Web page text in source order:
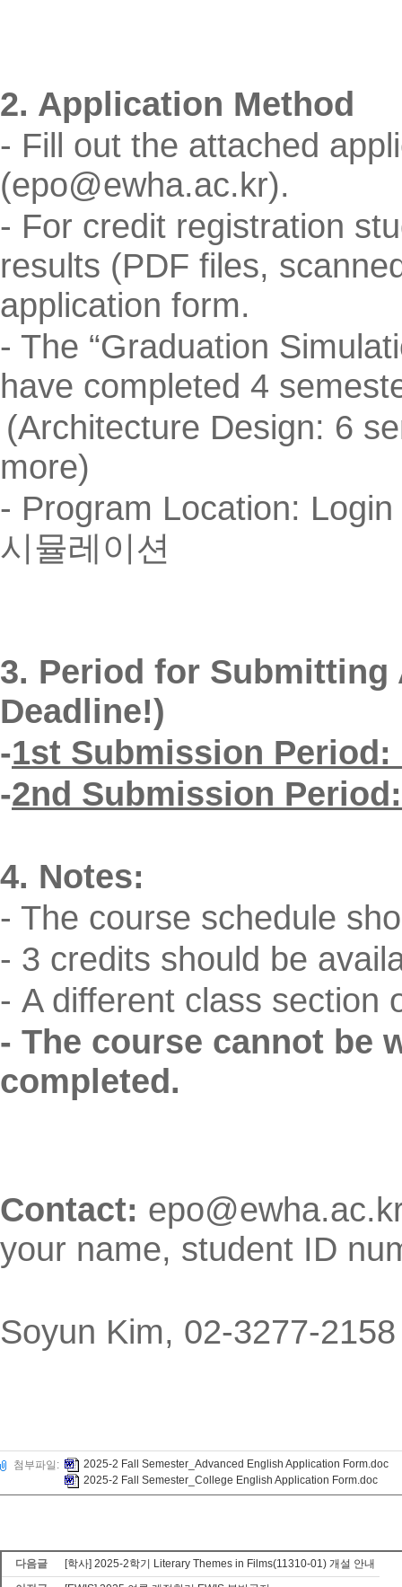
2. Application Method
- Fill out the attached
(epo@ewha.ac.kr).
- For credit registration
results (PDF files,
application form.
- The “Graduation
have completed 4
(Architecture Design: 6
more)
- Program Location:
시뮬레이션
3. Period for
Deadline!)
-1st Submission
-2nd Submission
4. Notes:
- The course schedule
- 3 credits should be
- A different class section
- The course cannot be
completed.
Contact:
your name, student ID
Soyun Kim, 02-3277-
첨부파일:
2025-2 Fall Semester_Advanced English Application Form.doc
2025-2 Fall Semester_College English Application Form.doc
다음글
[학사] 2025-2학기 Literary Themes in Films(11310-01) 개설 안내